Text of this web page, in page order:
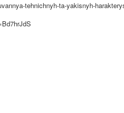
tehnichnyh-ta-yakisnyh-